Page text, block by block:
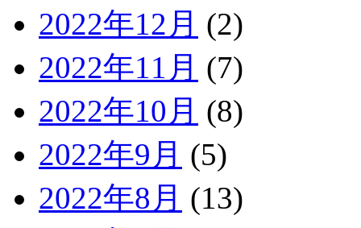
2022年12月 (2)
2022年11月 (7)
2022年10月 (8)
2022年9月 (5)
2022年8月 (13)